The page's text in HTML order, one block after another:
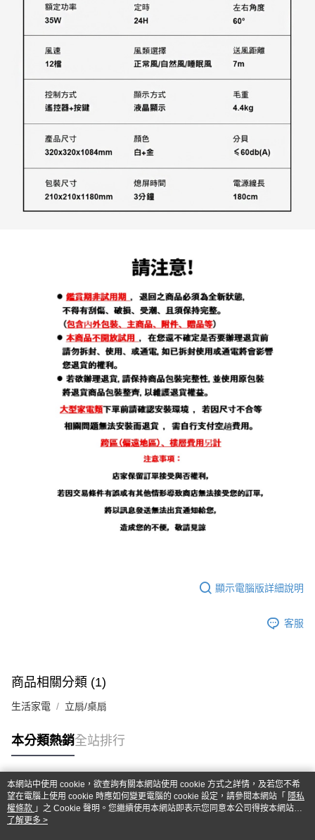
顯示電腦版詳細說明
客服
商品相關分類 (1)
生活家電 立扇/桌扇
本分類熱銷全站排行
熱門標籤
本網站中使用 cookie，欲查詢有關本網站使用 cookie 方式之詳情，及若您不希
望在電腦上使用 cookie 時應如何變更電腦的 cookie 設定，請參閱本網站「 隱私
權條款 」之 Cookie 聲明。您繼續使用本網站即表示您同意本公司得按本網站使
用條款之 Cookie 聲明使用 cookie。
了解更多 >